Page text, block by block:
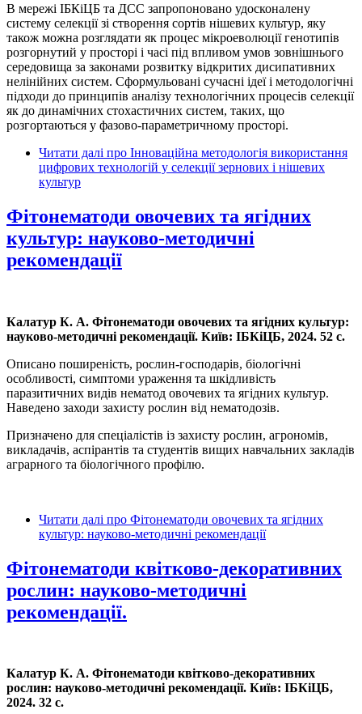
В мережі ІБКіЦБ та ДСС запропоновано удосконалену
систему селекції зі створення сортів нішевих культур, яку
також можна розглядати як процес мікроеволюції генотипів
розгорнутий у просторі і часі під впливом умов зовнішнього
середовища за законами розвитку відкритих дисипативних
нелінійних систем. Сформульовані сучасні ідеї і методологічні
підходи до принципів аналізу технологічних процесів селекції
як до динамічних стохастичних систем, таких, що
розгортаються у фазово-параметричному просторі.
Читати далі про Інноваційна методологія використання
цифрових технологій у селекції зернових і нішевих
культур
Фітонематоди овочевих та ягідних
культур: науково-методичні
рекомендації
Калатур К. А. Фітонематоди овочевих та ягідних культур:
науково-методичні рекомендації. Київ: ІБКіЦБ, 2024. 52 с.
Описано поширеність, рослин-господарів, біологічні
особливості, симптоми ураження та шкідливість
паразитичних видів нематод овочевих та ягідних культур.
Наведено заходи захисту рослин від нематодозів.
Призначено для спеціалістів із захисту рослин, агрономів,
викладачів, аспірантів та студентів вищих навчальних закладів
аграрного та біологічного профілю.
Читати далі про Фітонематоди овочевих та ягідних
культур: науково-методичні рекомендації
Фітонематоди квітково-декоративних
рослин: науково-методичні
рекомендації.
Калатур К. А. Фітонематоди квітково-декоративних
рослин: науково-методичні рекомендації. Київ: ІБКіЦБ,
2024. 32 с.